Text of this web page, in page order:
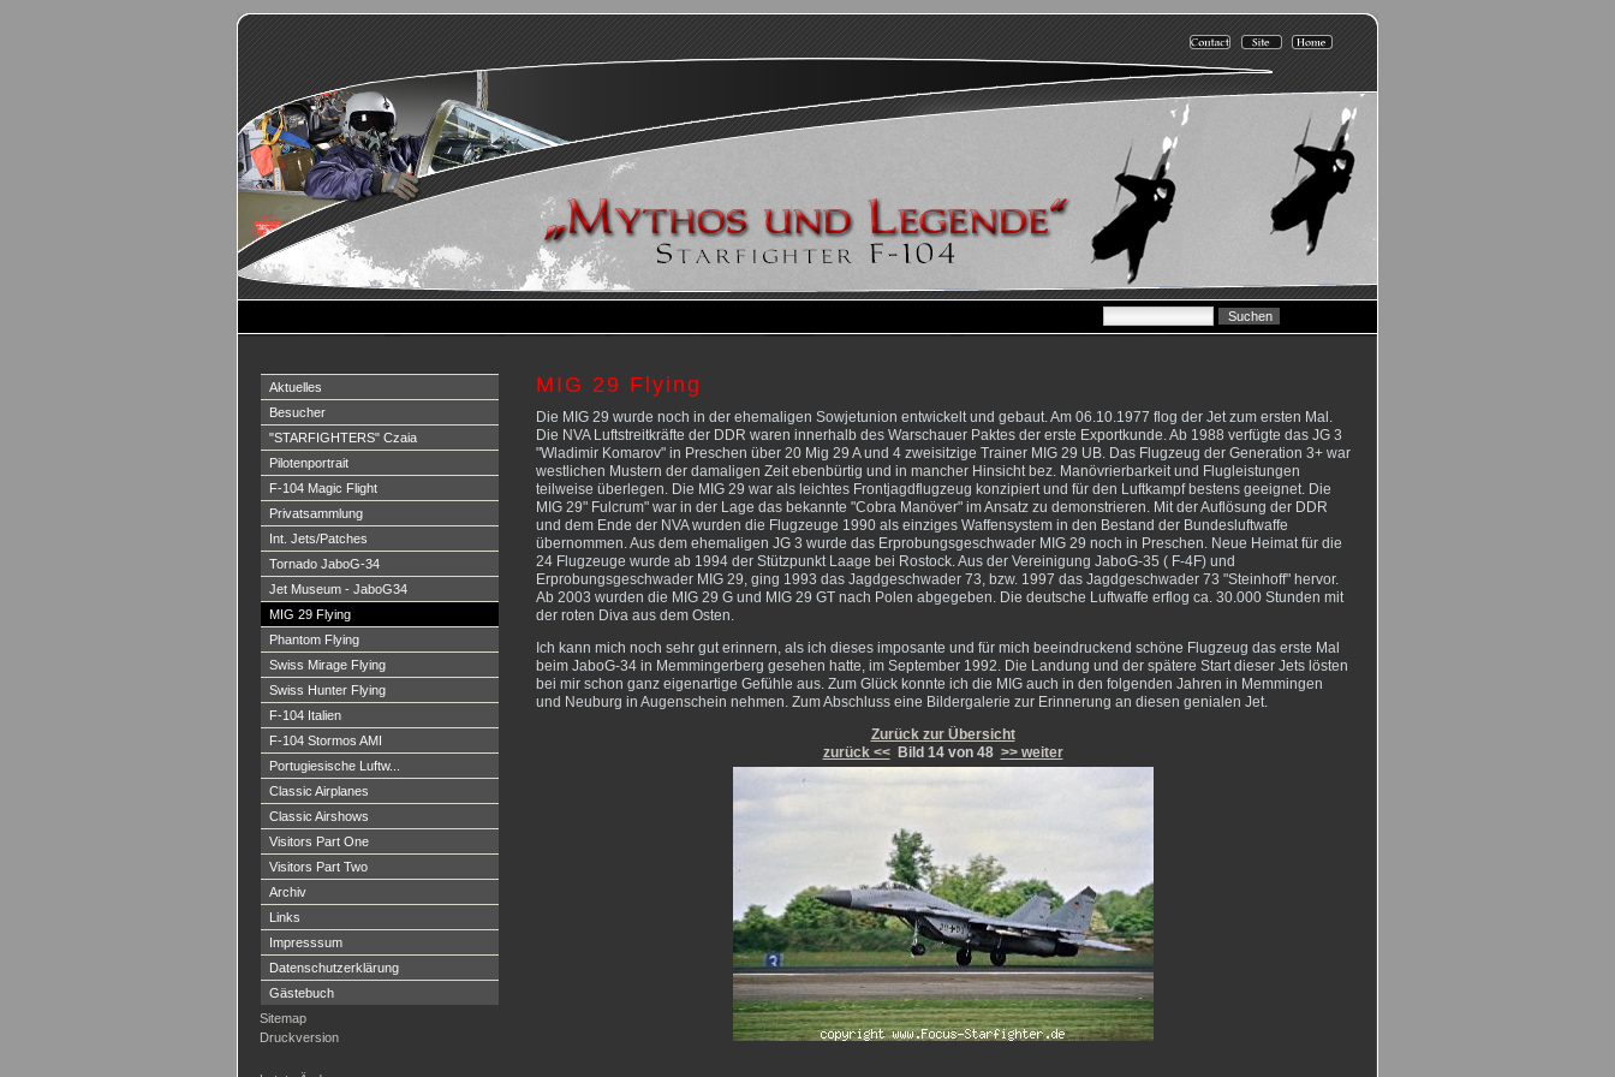
Aktuelles
Besucher
"STARFIGHTERS" Czaia
Pilotenportrait
F-104 Magic Flight
Privatsammlung
Int. Jets/Patches
Tornado JaboG-34
Jet Museum - JaboG34
MIG 29 Flying
Phantom Flying
Swiss Mirage Flying
Swiss Hunter Flying
F-104 Italien
F-104 Stormos AMI
Portugiesische Luftw...
Classic Airplanes
Classic Airshows
Visitors Part One
Visitors Part Two
Archiv
Links
Impresssum
Datenschutzerklärung
Gästebuch
Sitemap
Druckversion
MIG 29 Flying
Die MIG 29 wurde noch in der ehemaligen Sowjetunion entwickelt und gebaut. Am 06.10.1977 flog der Jet zum ersten Mal.
Die NVA Luftstreitkräfte der DDR waren innerhalb des Warschauer Paktes der erste Exportkunde. Ab 1988 verfügte das JG 3
"Wladimir Komarov" in Preschen über 20 Mig 29 A und 4 zweisitzige Trainer MIG 29 UB. Das Flugzeug der Generation 3+ war
westlichen Mustern der damaligen Zeit ebenbürtig und in mancher Hinsicht bez. Manövrierbarkeit und Flugleistungen
teilweise überlegen. Die MIG 29 war als leichtes Frontjagdflugzeug konzipiert und für den Luftkampf bestens geeignet. Die
MIG 29" Fulcrum" war in der Lage das bekannte "Cobra Manöver" im Ansatz zu demonstrieren. Mit der Auflösung der DDR
und dem Ende der NVA wurden die Flugzeuge 1990 als einziges Waffensystem in den Bestand der Bundesluftwaffe
übernommen. Aus dem ehemaligen JG 3 wurde das Erprobungsgeschwader MIG 29 noch in Preschen. Neue Heimat für die
24 Flugzeuge wurde ab 1994 der Stützpunkt Laage bei Rostock. Aus der Vereinigung JaboG-35 ( F-4F) und
Erprobungsgeschwader MIG 29, ging 1993 das Jagdgeschwader 73, bzw. 1997 das Jagdgeschwader 73 "Steinhoff" hervor.
Ab 2003 wurden die MIG 29 G und MIG 29 GT nach Polen abgegeben. Die deutsche Luftwaffe erflog ca. 30.000 Stunden mit
der roten Diva aus dem Osten.
Ich kann mich noch sehr gut erinnern, als ich dieses imposante und für mich beeindruckend schöne Flugzeug das erste Mal
beim JaboG-34 in Memmingerberg gesehen hatte, im September 1992. Die Landung und der spätere Start dieser Jets lösten
bei mir schon ganz eigenartige Gefühle aus. Zum Glück konnte ich die MIG auch in den folgenden Jahren in Memmingen
und Neuburg in Augenschein nehmen. Zum Abschluss eine Bildergalerie zur Erinnerung an diesen genialen Jet.
Zurück zur Übersicht
zurück <<Bild 14 von 48 >> weiter